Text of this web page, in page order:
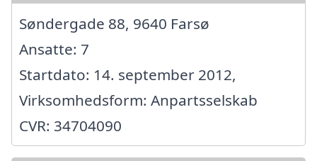
Søndergade 88, 9640 Farsø
Ansatte: 7
Startdato: 14. september 2012,
Virksomhedsform: Anpartsselskab
CVR: 34704090